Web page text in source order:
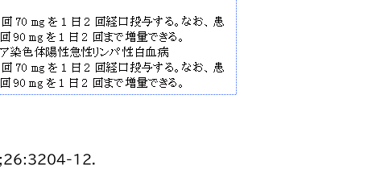
12.